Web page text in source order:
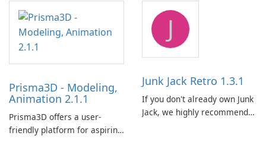
Prisma3D - Modeling,
Animation 2.1.1
Prisma3D offers a user-
friendly platform for aspiring
J
Junk Jack Retro 1.3.1
If you don't already own Junk
Jack, we highly recommend